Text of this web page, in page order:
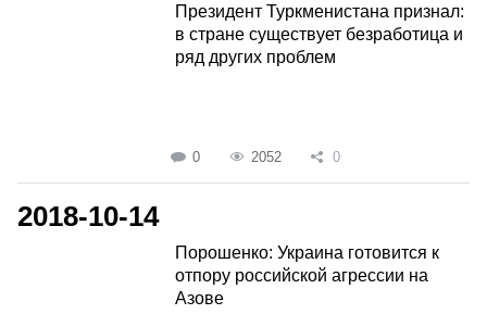
Президент Туркменистана признал:
в стране существует безработица и
ряд других проблем
0 2052 0
2018-10-14
Порошенко: Украина готовится к
отпору российской агрессии на
Азове